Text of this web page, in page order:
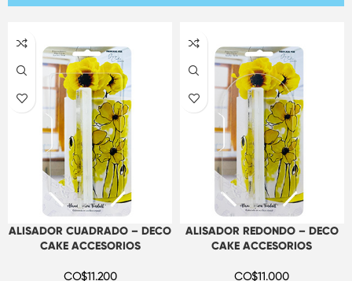
ALISADOR CUADRADO – DECO
CAKE ACCESORIOS
CO$11.200
ALISADOR REDONDO – DECO
CAKE ACCESORIOS
CO$11.000